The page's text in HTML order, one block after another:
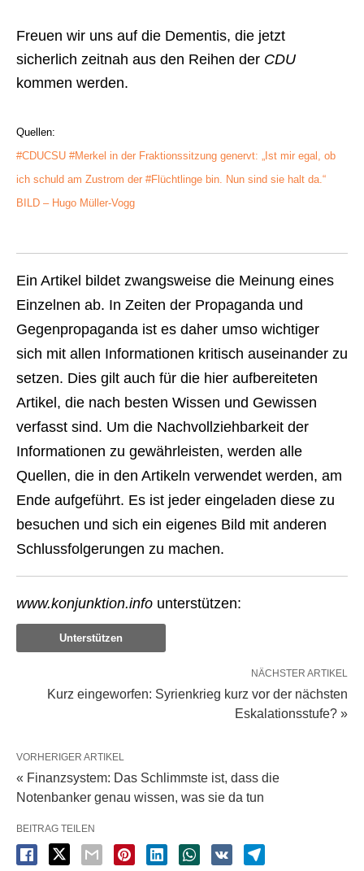
Freuen wir uns auf die Dementis, die jetzt
sicherlich zeitnah aus den Reihen der CDU
kommen werden.
Quellen:
#CDUCSU #Merkel in der Fraktionssitzung genervt: „Ist mir egal, ob
ich schuld am Zustrom der #Flüchtlinge bin. Nun sind sie halt da.“
BILD – Hugo Müller-Vogg
Ein Artikel bildet zwangsweise die Meinung eines
Einzelnen ab. In Zeiten der Propaganda und
Gegenpropaganda ist es daher umso wichtiger
sich mit allen Informationen kritisch auseinander zu
setzen. Dies gilt auch für die hier aufbereiteten
Artikel, die nach besten Wissen und Gewissen
verfasst sind. Um die Nachvollziehbarkeit der
Informationen zu gewährleisten, werden alle
Quellen, die in den Artikeln verwendet werden, am
Ende aufgeführt. Es ist jeder eingeladen diese zu
besuchen und sich ein eigenes Bild mit anderen
Schlussfolgerungen zu machen.
www.konjunktion.info unterstützen:
Unterstützen
NÄCHSTER ARTIKEL
Kurz eingeworfen: Syrienkrieg kurz vor der nächsten
Eskalationsstufe? »
VORHERIGER ARTIKEL
« Finanzsystem: Das Schlimmste ist, dass die
Notenbanker genau wissen, was sie da tun
BEITRAG TEILEN